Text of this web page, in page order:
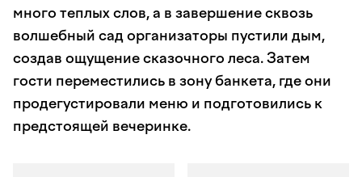
много теплых слов, а в завершение сквозь
волшебный сад организаторы пустили дым,
создав ощущение сказочного леса. Затем
гости переместились в зону банкета, где они
продегустировали меню и подготовились к
предстоящей вечеринке.